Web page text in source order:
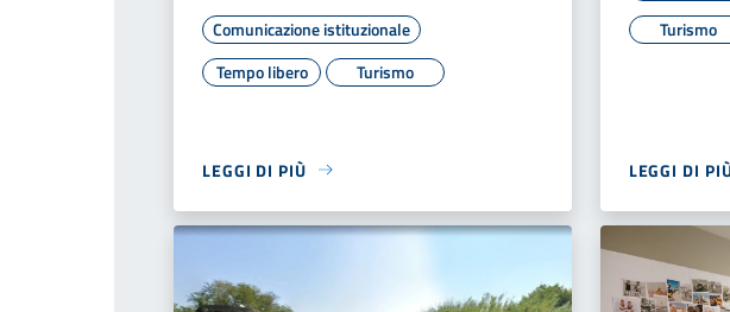
Comunicazione istituzionale
Tempo libero
Turismo
LEGGI DI PIÙ
Turismo
LEGGI DI